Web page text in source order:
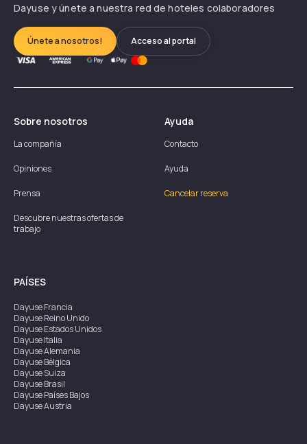
Dayuse y únete a nuestra red de hoteles colaboradores
Únete a nosotros! Acceso al portal
Sobre nosotros
La compañía
Opiniones
Prensa
Descubre nuestras ofertas de
trabajo
Ayuda
Contacto
Ayuda
Cancelar reserva
PAÍSES
DayuseFrancia
DayuseReino Unido
DayuseEstados Unidos
DayuseItalia
DayuseAlemania
DayuseBélgica
DayuseSuiza
DayuseBrasil
DayusePaíses Bajos
DayuseAustria